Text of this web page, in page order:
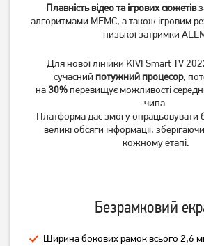
23 099грн
4 499
Телевізор Romsat
50UGN18ST2 Smart TV WiFi
(Офіційний GOOGLE)
15 619грн 7 619грн
Плавність відео та ігрових сюжетів
алгоритмами MEMC, а також ігровим
низької затримки
Для нової лінійки KIVI Smart TV
сучасний потужний процесор,
на30% перевищує можливості
чипа.
Платформа дає змогу опрацьовувати
великі обсяги інформації,
кожному етапі.
Безрамковий
Ширина бокових рамок всього 2,6